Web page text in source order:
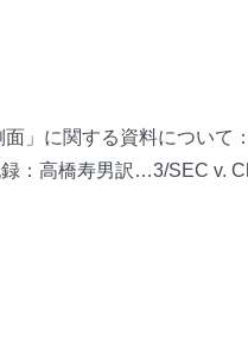
」に関する資料につい
：高橋寿男訳…3/SEC v.